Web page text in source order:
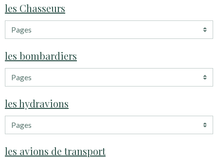
les Chasseurs
les bombardiers
les hydravions
les avions de transport